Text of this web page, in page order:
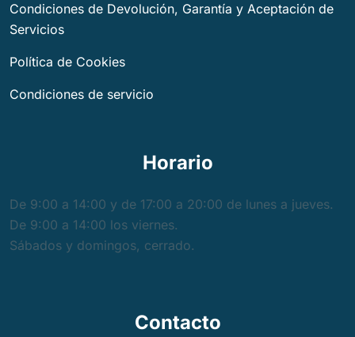
Condiciones de Devolución, Garantía y Aceptación de
Servicios
Política de Cookies
Condiciones de servicio
Horario
De 9:00 a 14:00 y de 17:00 a 20:00 de lunes a jueves.
De 9:00 a 14:00 los viernes.
Sábados y domingos, cerrado.
Contacto